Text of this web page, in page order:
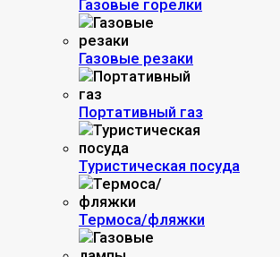
Газовые горелки
Газовые резаки
Портативный газ
Туристическая посуда
Термоса/фляжки